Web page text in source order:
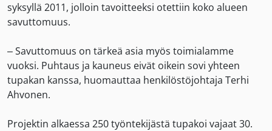
syksyllä 2011, jolloin tavoitteeksi otettiin koko alueen
savuttomuus.
– Savuttomuus on tärkeä asia myös toimialamme
vuoksi. Puhtaus ja kauneus eivät oikein sovi yhteen
tupakan kanssa, huomauttaa henkilöstöjohtaja Terhi
Ahvonen.
Projektin alkaessa 250 työntekijästä tupakoi vajaat 30.